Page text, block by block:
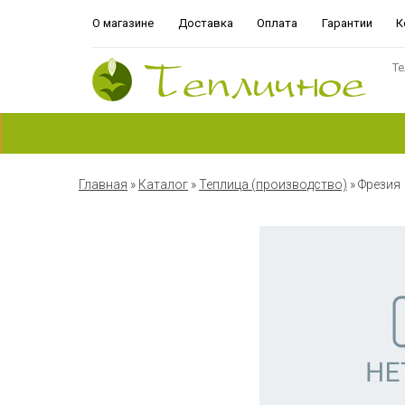
О магазине Доставка Оплата Гарантии
Главная » Каталог »Теплица (производство) »Фрезия